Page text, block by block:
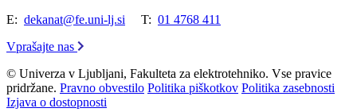
E: dekanat@fe.uni-lj.si T: 01 4768 411
Vprašajte nas
© Univerza v Ljubljani, Fakulteta za elektrotehniko. Vse pravice
pridržane. Pravno obvestilo Politika piškotkov Politika zasebnosti
Izjava o dostopnosti